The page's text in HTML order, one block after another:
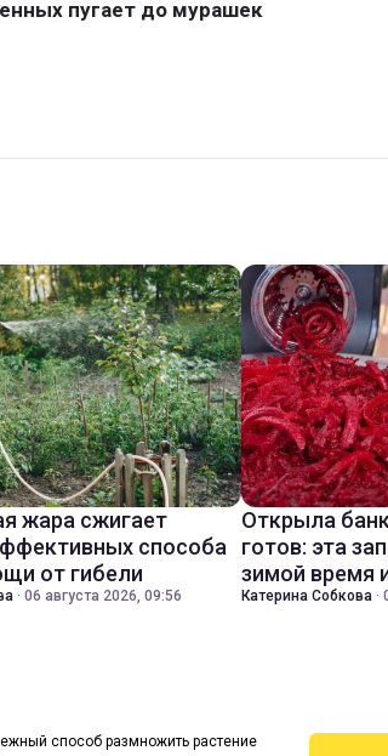
жара сжигает
способа
от гибели
· 06 августа 2026, 09:56
Открыла
готов: эта
зимой время
Катерина Собкова ·
способ размножить растение